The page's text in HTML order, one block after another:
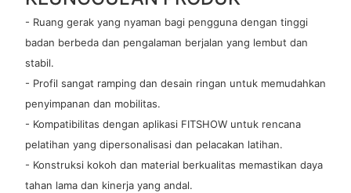
- Ruang gerak yang nyaman bagi pengguna dengan tinggi
badan berbeda dan pengalaman berjalan yang lembut dan
stabil.
- Profil sangat ramping dan desain ringan untuk memudahkan
penyimpanan dan mobilitas.
- Kompatibilitas dengan aplikasi FITSHOW untuk rencana
pelatihan yang dipersonalisasi dan pelacakan latihan.
- Konstruksi kokoh dan material berkualitas memastikan daya
tahan lama dan kinerja yang andal.